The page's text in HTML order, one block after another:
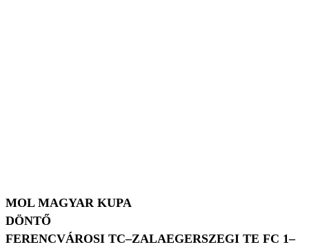
MOL MAGYAR KUPA
DÖNTŐ
FERENCVÁROSI TC–ZALAEGERSZEGI TE FC 1–